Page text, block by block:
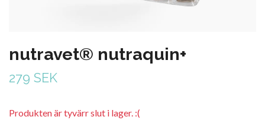
nutravet® nutraquin+
279 SEK
Produkten är tyvärr slut i lager. :(